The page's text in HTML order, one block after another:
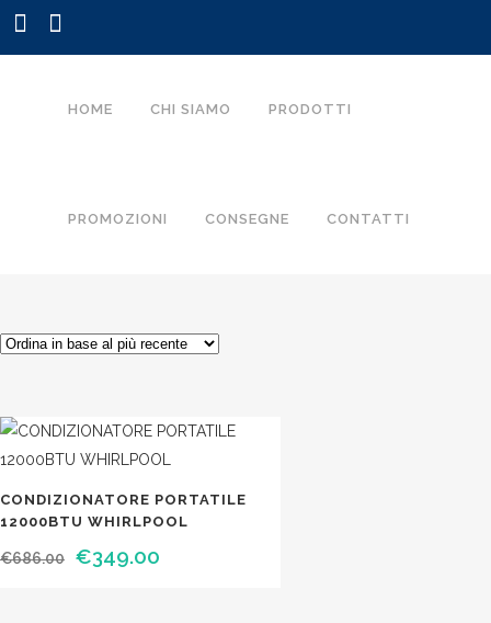
HOME CHI SIAMO PRODOTTI
PROMOZIONI CONSEGNE CONTATTI
CONDIZIONATORE PORTATILE
12000BTU WHIRLPOOL
€686.00
Il
€349.00